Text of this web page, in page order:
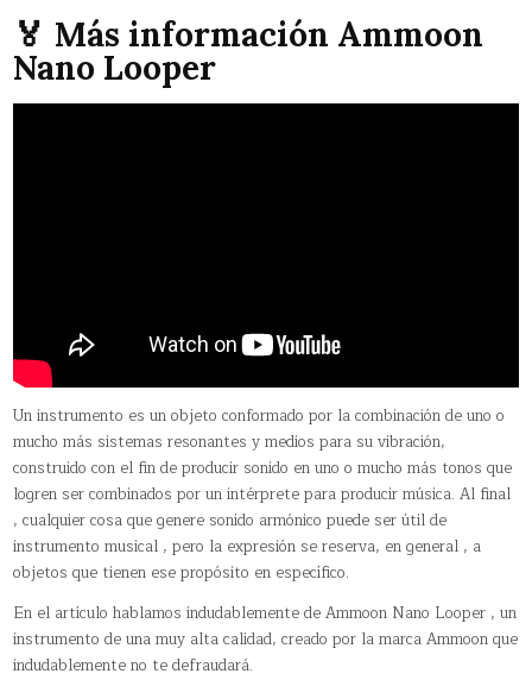
🏅 Más información Ammoon
Nano Looper
Un instrumento es un objeto conformado por la combinación de uno o
mucho más sistemas resonantes y medios para su vibración,
construido con el fin de producir sonido en uno o mucho más tonos que
logren ser combinados por un intérprete para producir música. Al final
, cualquier cosa que genere sonido armónico puede ser útil de
instrumento musical , pero la expresión se reserva, en general , a
objetos que tienen ese propósito en específico.
En el artículo hablamos indudablemente de Ammoon Nano Looper , un
instrumento de una muy alta calidad, creado por la marca Ammoon que
indudablemente no te defraudará.